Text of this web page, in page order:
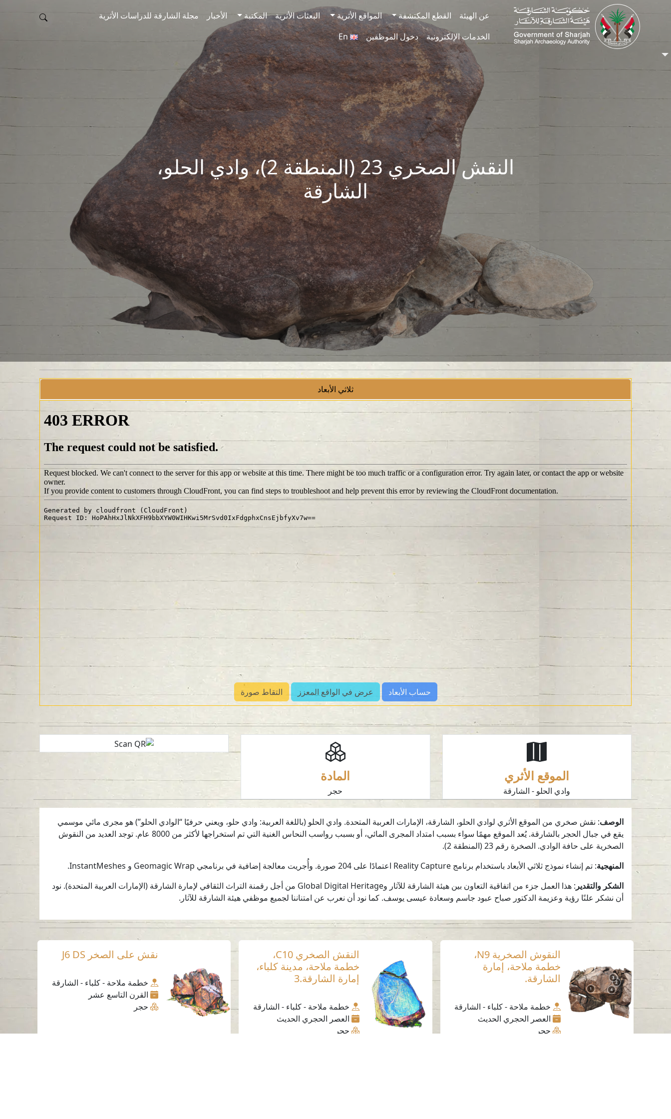
Skip to main content
عن الهيئة
القطع المكتشفة المواقع الأثرية البعثات الأثرية المكتبة الأخبار
مجلة الشارقة للدراسات الأثرية
الخدمات الإلكترونية
دخول الموظفين En
النقش الصخري 23 (المنطقة 2)، وادي الحلو،
الشارقة
ثلاثي الأبعاد
حساب الأبعاد عرض في الواقع المعزز التقاط صورة
الموقع الأثري
وادي الحلو - الشارقة
المادة
حجر
الوصف: نقش صخري من الموقع الأثري لوادي الحلو، الشارقة، الإمارات العربية المتحدة. وادي الحلو (باللغة العربية: وادي حلو، ويعني حرفيًا “الوادي الحلو”) هو مجرى مائي موسمي
يقع في جبال الحجر بالشارقة. يُعد الموقع مهمًا سواء بسبب امتداد المجرى المائي، أو بسبب رواسب النحاس الغنية التي تم استخراجها لأكثر من 8000 عام. توجد العديد من النقوش
الصخرية على حافة الوادي. الصخرة رقم 23 (المنطقة 2).
المنهجية: تم إنشاء نموذج ثلاثي الأبعاد باستخدام برنامج Reality Capture اعتمادًا على 204 صورة. وأُجريت معالجة إضافية في برنامجي Geomagic Wrap و InstantMeshes.
الشكر والتقدير
: هذا العمل جزء من اتفاقية التعاون بين هيئة الشارقة للآثار وGlobal Digital Heritage من أجل رقمنة التراث الثقافي لإمارة الشارقة (الإمارات العربية المتحدة). نود
أن نشكر علنًا رؤية وعزيمة الدكتور صباح عبود جاسم وسعادة عيسى يوسف. كما نود أن نعرب عن امتناننا لجميع موظفي هيئة الشارقة للآثار.
النقوش الصخرية N9،
خطمة ملاحة، إمارة
الشارقة.
خطمة ملاحة - كلباء - الشارقة
العصر الحجري الحديث
حجر
النقش الصخري C10،
خطمة ملاحة، مدينة كلباء،
إمارة الشارقة.3
خطمة ملاحة - كلباء - الشارقة
العصر الحجري الحديث
حجر
نقش على الصخر J6 DS
خطمة ملاحة - كلباء - الشارقة
القرن التاسع عشر
حجر